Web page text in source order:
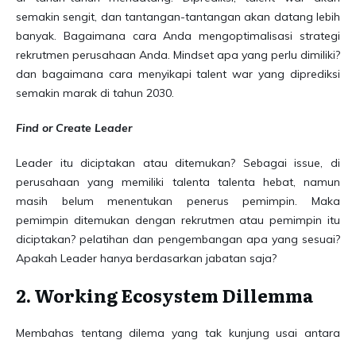
semakin sengit, dan tantangan-tantangan akan datang lebih
banyak. Bagaimana cara Anda mengoptimalisasi strategi
rekrutmen perusahaan Anda. Mindset apa yang perlu dimiliki?
dan bagaimana cara menyikapi talent war yang diprediksi
semakin marak di tahun 2030.
Find or Create Leader
Leader itu diciptakan atau ditemukan? Sebagai issue, di
perusahaan yang memiliki talenta talenta hebat, namun
masih belum menentukan penerus pemimpin. Maka
pemimpin ditemukan dengan rekrutmen atau pemimpin itu
diciptakan? pelatihan dan pengembangan apa yang sesuai?
Apakah Leader hanya berdasarkan jabatan saja?
2. Working Ecosystem Dillemma
Membahas tentang dilema yang tak kunjung usai antara